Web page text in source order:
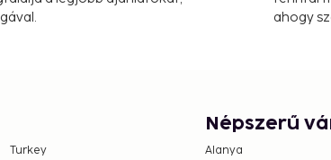
is provided for a
is available onsite.
ahogy
Turkey
Népszerű
Alanya